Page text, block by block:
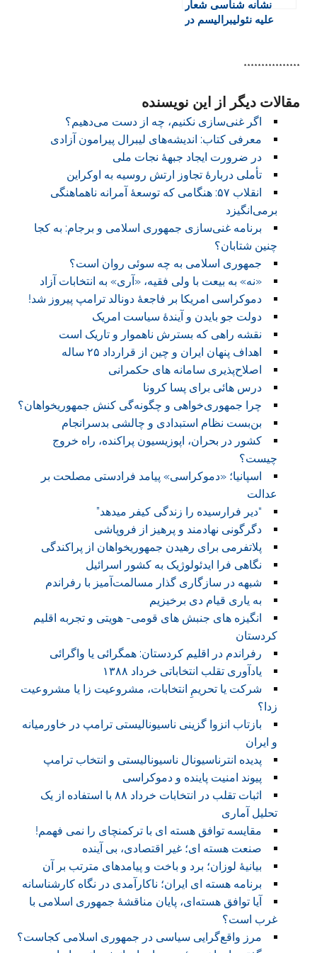
نشانه شناسی شعار
علیه نئولیبرالیسم در
****************
مقالات دیگر از این نویسنده
اگر غنی‌سازی نکنیم، چه از دست می‌دهیم؟
معرفی کتاب: اندیشه‌های لیبرال پیرامون آزادی
در ضرورت ایجاد جبهۀ نجات ملی
تأملی دربارۀ تجاوز ارتش روسیه به اوکراین
انقلاب ۵۷: هنگامی که توسعۀ آمرانه ناهماهنگی
برمی‌انگیزد
برنامه غنی‌سازی جمهوری اسلامی و برجام: به کجا
چنین شتابان؟
جمهوری اسلامی به چه سوئی روان است؟
«نه» به بیعت با ولی فقیه، «آری» به انتخابات آزاد
دموکراسی امریکا بر فاجعۀ دونالد ترامپ پیروز شد!‏
دولت جو بایدن و آیندۀ سیاست امریک
نقشه راهی که بسترش ناهموار و تاریک است
اهداف پنهان ایران و چین از قرارداد ۲۵ ساله
اصلاح‌‌پذیری سامانه های حکمرانی
درس هائی برای پسا کرونا
چرا جمهوری‌خواهی و چگونه‌گی کنش جمهوریخواهان؟
بن‌بست نظام استبدادی و چالشی بد‌سرانجام
کشور در بحران، اپوزیسیون پراکنده، راه خروج
چیست؟
اسپانیا؛ «دموکراسی» پیامد فرادستی مصلحت بر
عدالت
“دیر فرارسیده را زندگی کیفر میدهد”
دگرگونی نهادمند و پرهیز از فروپاشی
پلاتفرمی برای رهیدن جمهوریخواهان از پراکندگی
نگاهی فرا ایدئولوژیک به کشور اسرائیل
شبهه در سازگاری گذار مسالمت‌آمیز با رفراندم
به یاری قیام دی برخیزیم
انگیزه های جنبش های قومی- هویتی و تجربه اقلیم
کردستان
رفراندم در اقلیم کردستان: همگرائی یا واگرائی
یادآوری تقلب انتخاباتی خرداد ۱۳۸۸
شرکت یا تحریمِ انتخابات، مشروعیت زا یا مشروعیت
زدا؟
بازتاب انزوا گزینی ناسیونالیستی ترامپ در خاورمیانه
و ایران
پدیده انترناسیونال ناسیونالیستی و انتخاب ترامپ
پیوند امنیت پاینده و دموکراسی
اثبات تقلب در انتخابات خرداد ۸۸ با استفاده از یک
تحلیل آماری
مقایسه توافق هسته ای با ترکمنچای را نمی فهمم!
صنعت هسته ای؛ غیر اقتصادی، بی آینده
بیانیۀ لوزان؛ برد و باخت و پیامد‌های مترتب بر آن
برنامه هسته ای ایران؛ ناکارآمدی در نگاه کارشناسانه
آیا توافق هسته‌ای، پایان مناقشۀ جمهوری اسلامی با
غرب است؟
مرز واقع‌گرايی سياسی در جمهوری اسلامی کجاست؟